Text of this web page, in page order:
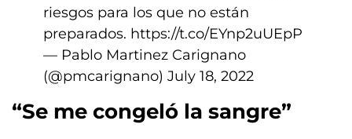
riesgos para los que no están
preparados. https://t.co/EYnp2uUEpP
— Pablo Martinez Carignano
(@pmcarignano) July 18, 2022
“Se me congeló la sangre”